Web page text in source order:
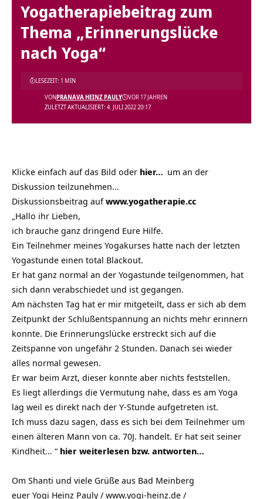
Yogatherapiebeitrag zum
Thema „Erinnerungslücke
nach Yoga“
ZULETZT AKTUALISIERT: 4. JULI 2022 20:17
VONPRANAVA HEINZ PAULY VOR 17 JAHREN
LESEZEIT: 1 MIN
Klicke einfach auf das Bild oder hier… um an der
Diskussion teilzunehmen…
Diskussionsbeitrag aufwww.yogatherapie.cc
„Hallo ihr Lieben,
ich brauche ganz dringend Eure Hilfe.
Ein Teilnehmer meines Yogakurses hatte nach der letzten
Yogastunde einen total Blackout.
Er hat ganz normal an der Yogastunde teilgenommen, hat
sich dann verabschiedet und ist gegangen.
Am nächsten Tag hat er mir mitgeteilt, dass er sich ab dem
Zeitpunkt der Schlußentspannung an nichts mehr erinnern
konnte. Die Erinnerungslücke erstreckt sich auf die
Zeitspanne von ungefähr 2 Stunden. Danach sei wieder
alles normal gewesen.
Er war beim Arzt, dieser konnte aber nichts feststellen.
Es liegt allerdings die Vermutung nahe, dass es am Yoga
lag weil es direkt nach der Y-Stunde aufgetreten ist.
Ich muss dazu sagen, dass es sich bei dem Teilnehmer um
einen älteren Mann von ca. 70J. handelt. Er hat seit seiner
Kindheit… “ hier weiterlesen bzw. antworten…
Om Shanti und viele Grüße aus Bad Meinberg
euer Yogi Heinz Pauly / www.yogi-heinz.de /